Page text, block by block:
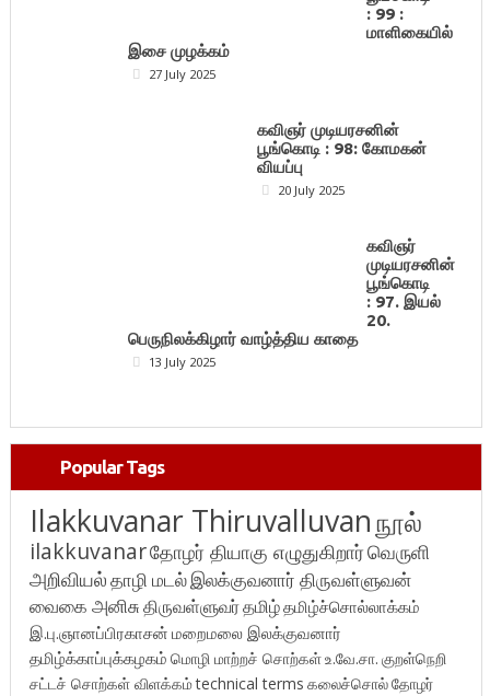
: 99 :
மாளிகையில்
இசை முழக்கம்
27 July 2025
கவிஞர் முடியரசனின்
பூங்கொடி : 98: கோமகன்
வியப்பு
20 July 2025
கவிஞர்
முடியரசனின்
பூங்கொடி
: 97. இயல்
20.
பெருநிலக்கிழார் வாழ்த்திய காதை
13 July 2025
Popular Tags
Ilakkuvanar Thiruvalluvanநூல்
ilakkuvanarதோழர் தியாகு எழுதுகிறார்வெருளி
அறிவியல்தாழி மடல்இலக்குவனார் திருவள்ளுவன்
வைகை அனிசுதிருவள்ளுவர்தமிழ்தமிழ்ச்சொல்லாக்கம்
இ.பு.ஞானப்பிரகாசன் மறைமலை இலக்குவனார்
தமிழ்க்காப்புக்கழகம் மொழி மாற்றச் சொற்கள்உ.வே.சா. குறள்நெறி
சட்டச் சொற்கள் விளக்கம்technical terms கலைச்சொல்தோழர்